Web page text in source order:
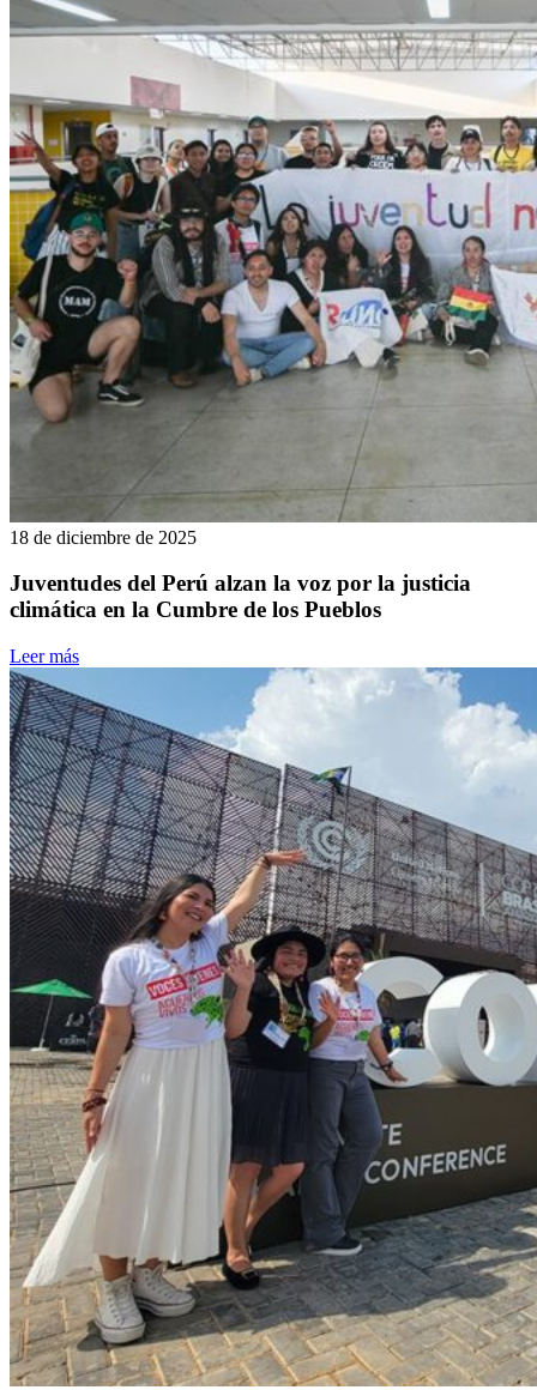
18 de diciembre de 2025
Juventudes del Perú alzan la voz por la justicia
climática en la Cumbre de los Pueblos
Leer más